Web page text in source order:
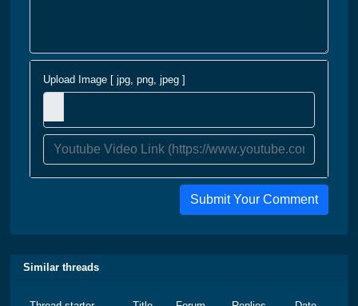
Upload Image [ jpg, png, jpeg ]
Submit Your Comment
Similar threads